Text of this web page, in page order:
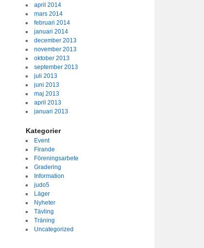
april 2014
mars 2014
februari 2014
januari 2014
december 2013
november 2013
oktober 2013
september 2013
juli 2013
juni 2013
maj 2013
april 2013
januari 2013
Kategorier
Event
Firande
Föreningsarbete
Gradering
Information
judo5
Läger
Nyheter
Tävling
Träning
Uncategorized